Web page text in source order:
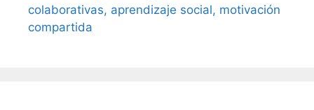
colaborativas, aprendizaje social, motivación
compartida